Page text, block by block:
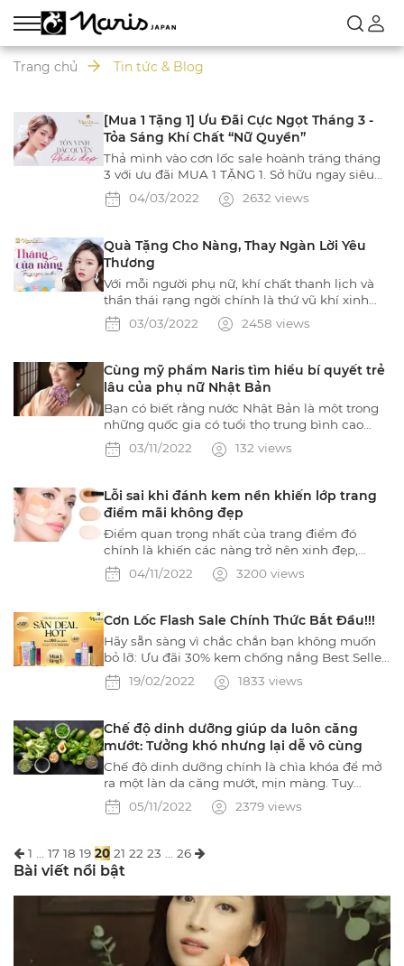
Trang chủ Tin tức & Blog
[Mua 1 Tặng 1] Ưu Đãi Cực Ngọt Tháng 3 -
Tỏa Sáng Khí Chất “Nữ Quyền”
Thả mình vào cơn lốc sale hoành tráng tháng
3 với ưu đãi MUA 1 TẶNG 1. Sở hữu ngay siêu
phẩm makeup với ƯU ĐÃI CỰC HOT. Dành
tặng cho chính bản thân mình và người phụ
tuyệt vời nhất, đến từ những sản phẩm cao
cấp để nàng tha hồ yêu chiều bản thân nhiều
hơn mỗi ngày! Mua phấn nền
04/03/2022 2632 views
Quà Tặng Cho Nàng, Thay Ngàn Lời Yêu
Thương
Với mỗi người phụ nữ, khí chất thanh lịch và
thần thái rạng ngời chính là thứ vũ khí xinh
đẹp, quyến rũ nhất. Tháng 3 này, Naris Việt
Nam dành tặng những món quà ngọt ngào
thành “nữ hoàng” trong cuộc đời của chính
mình.Nội dung chương trình ưu đãiTặng ngay
chống nắng vàng giú
03/03/2022 2458 views
Cùng mỹ phẩm Naris tìm hiểu bí quyết trẻ
lâu của phụ nữ Nhật Bản
Bạn có biết rằng nước Nhật Bản là một trong
những quốc gia có tuổi thọ trung bình cao
nhất trên thế giới và người dân Nhật cũng
được biết đến với ngoại hình trẻ trung và khỏe
Nhật Bản để giữ được vẻ đẹp và tuổi thanh
xuân suốt đời là gì?
03/11/2022 132 views
Lỗi sai khi đánh kem nền khiến lớp trang
điểm mãi không đẹp
Điểm quan trọng nhất của trang điểm đó
chính là khiến các nàng trở nên xinh đẹp,
cuốn hút hơn. Và trong các bước trang điểm
thì không thể nào thiếu được bước đánh kem
để định hình nên lớp trang điểm hoàn hảo
04/11/2022 3200 views
Cơn Lốc Flash Sale Chính Thức Bắt Đầu!!!
Hãy sẵn sàng vì chắc chắn bạn không muốn
bỏ lỡ: Ưu đãi 30% kem chống nắng Best Seller
số 1 tại Nhật Bản Ưu đãi 50% các sản phẩm
Rejuarna Pink, Rejuarna Blue, dòng Selgrace
Neoaxis… Mua 2 tặng 1 các sản phẩm chăm
sóc tóc và cơ thể Mua 1
19/02/2022 1833 views
Chế độ dinh dưỡng giúp da luôn căng
mướt: Tưởng khó nhưng lại dễ vô cùng
Chế độ dinh dưỡng chính là chìa khóa để mở
ra một làn da căng mướt, mịn màng. Tuy
nhiên nó luôn là lựa chọn với rất nhiều người
bởi lẽ trong vô vàn các thực phẩm. Có loại hỗ
khỏe mạnh, đồng thời bảo vệ da khỏi các tác
nhân gây hại từ môi trường.
05/11/2022 2379 views
1 17 18 19 20 21 22 23 26
Bài viết nổi bật